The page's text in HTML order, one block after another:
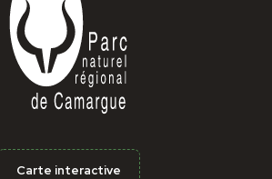
Carte interactive